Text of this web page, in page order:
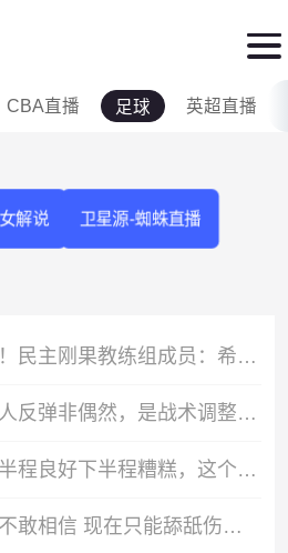
CBA直播 足球 英超直播
解说 卫星源-蜘蛛直播
曾任职重庆力帆！民主刚果教练组成员：希望带队到龙兴足球场作战
足球报：辽宁铁人反弹非偶然，是战术调整、心态蜕变的必然结果
马特里：米兰上半程良好下半程糟糕，这个赛季我打6.5分
吉诺比利：真的不敢相信 现在只能舔舐伤口&重新再来&别无选择了